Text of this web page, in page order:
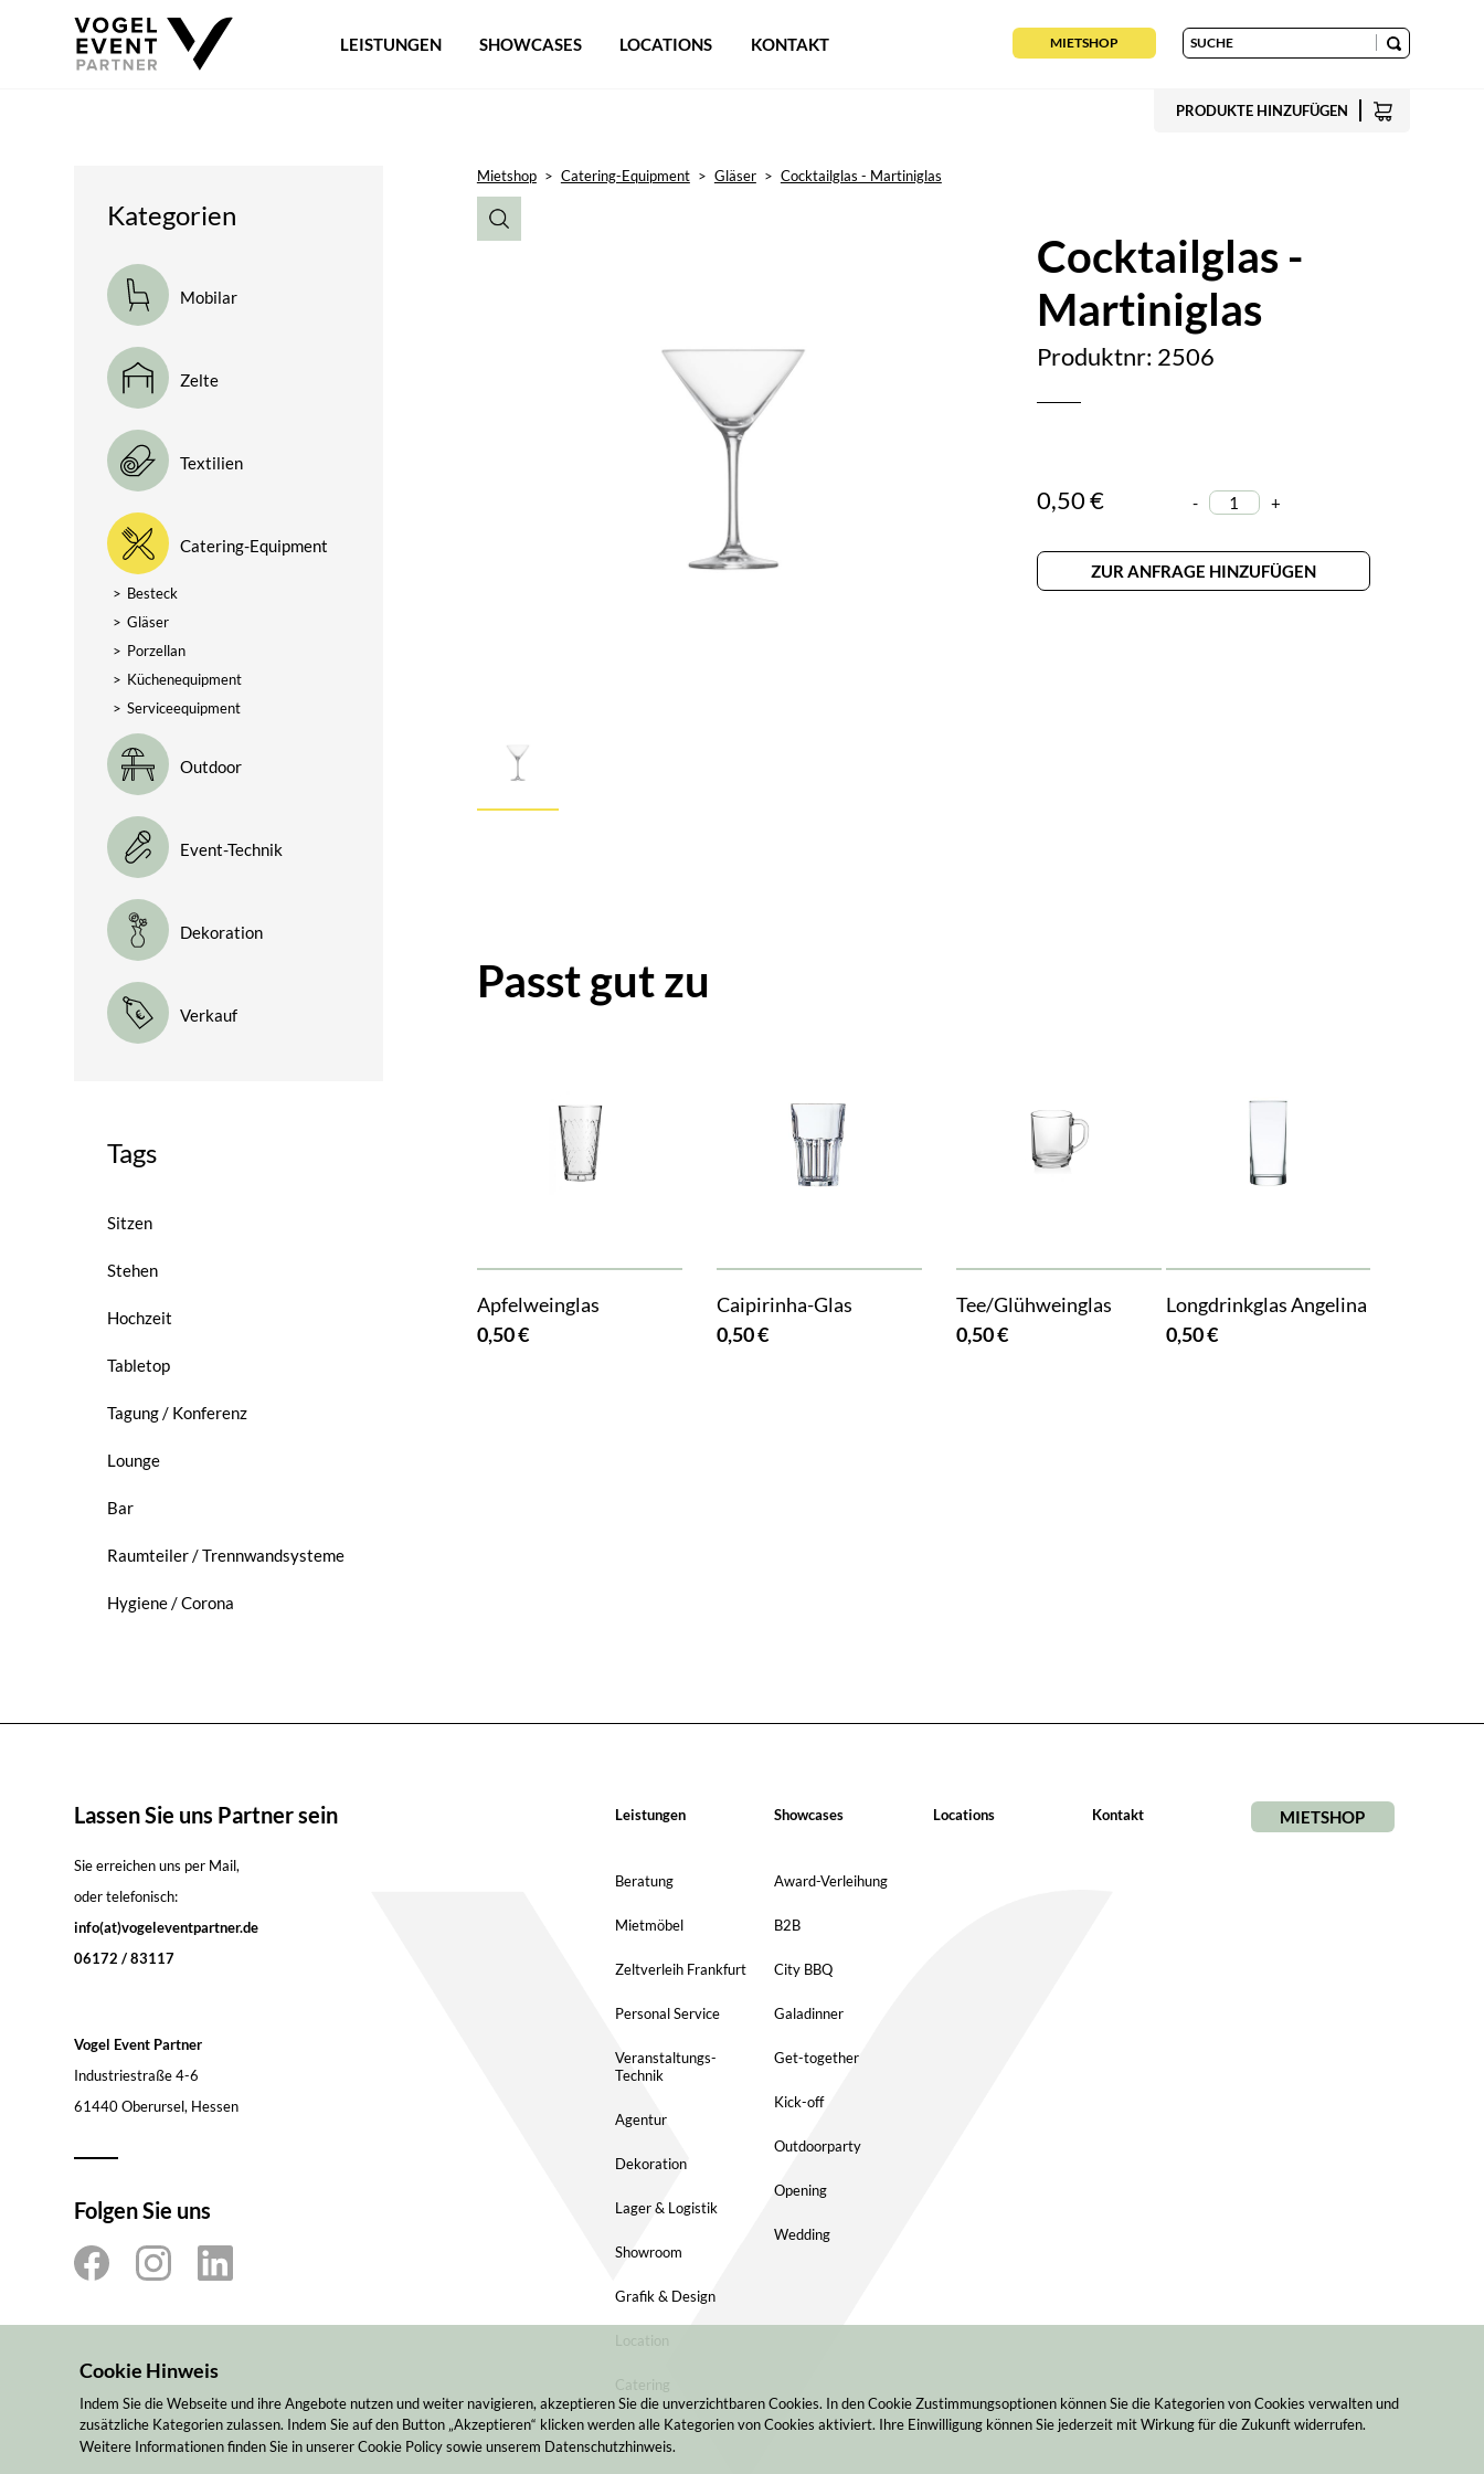
LEISTUNGEN SHOWCASES LOCATIONS KONTAKT MIETSHOP
PRODUKTE HINZUFÜGEN
Kategorien
Mobilar
Zelte
Textilien
Catering-Equipment
> Besteck
> Gläser
> Porzellan
> Küchenequipment
> Serviceequipment
Outdoor
Event-Technik
Dekoration
Verkauf
Tags
Sitzen
Stehen
Hochzeit
Tabletop
Tagung / Konferenz
Lounge
Bar
Raumteiler / Trennwandsysteme
Hygiene / Corona
Mietshop > Catering-Equipment > Gläser > Cocktailglas - Martiniglas
Cocktailglas -
Martiniglas
Produktnr: 2506
0,50 € - +
ZUR ANFRAGE HINZUFÜGEN
Passt gut zu
Apfelweinglas
0,50 €
Caipirinha-Glas
0,50 €
Tee/Glühweinglas
0,50 €
Longdrinkglas Angelina
0,50 €
Lassen Sie uns Partner sein
Sie erreichen uns per Mail,
oder telefonisch:
info(at)vogeleventpartner.de
06172 / 83117
Vogel Event Partner
Industriestraße 4-6
61440 Oberursel, Hessen
Folgen Sie uns
Leistungen
Beratung
Mietmöbel
Zeltverleih Frankfurt
Personal Service
Veranstaltungs-
Technik
Agentur
Dekoration
Lager & Logistik
Showroom
Grafik & Design
Location
Catering
Showcases
Award-Verleihung
B2B
City BBQ
Galadinner
Get-together
Kick-off
Outdoorparty
Opening
Wedding
Locations Kontakt MIETSHOP
Cookie Hinweis
Indem Sie die Webseite und ihre Angebote nutzen und weiter navigieren, akzeptieren Sie die unverzichtbaren Cookies. In den Cookie Zustimmungsoptionen können Sie die Kategorien von Cookies verwalten und
zusätzliche Kategorien zulassen. Indem Sie auf den Button „Akzeptieren“ klicken werden alle Kategorien von Cookies aktiviert. Ihre Einwilligung können Sie jederzeit mit Wirkung für die Zukunft widerrufen.
Weitere Informationen finden Sie in unserer Cookie Policy sowie unserem Datenschutzhinweis.